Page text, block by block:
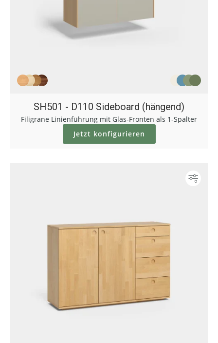
SH501 - D110 Sideboard (hängend)
Filigrane Linienführung mit Glas-Fronten als 1-Spalter
Jetzt konfigurieren